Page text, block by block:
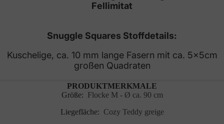
Fellimitat
Snuggle Squares Stoffdetails:
Kuschelige, ca. 10 mm lange Fasern mit ca. 5x5cm
großen Quadraten
PRODUKTMERKMALE
Größe: Flocke M - Ø ca. 90 cm
Liegefläche: Cozy Teddy greige